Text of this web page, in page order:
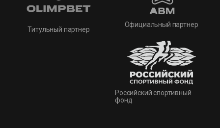
Титульный партнер
Официальный партнер
Российский спортивный
фонд